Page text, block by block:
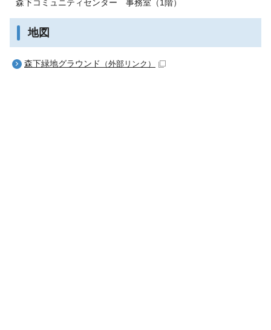
森下コミュニティセンター 事務室（1階）
地図
森下緑地グラウンド （外部リンク）